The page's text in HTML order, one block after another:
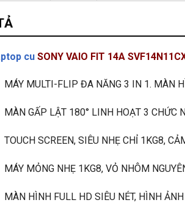
cu SONY VAIO FIT 14A
MULTI-FLIP ĐA NĂNG 3 IN 1. MÀN
GẤP LẬT 180° LINH HOẠT 3 CHỨC
SCREEN, SIÊU NHẸ CHỈ 1KG8,
MỎNG NHẸ 1KG8, VỎ NHÔM
HÌNH FULL HD SIÊU NÉT, HÌNH ẢNH